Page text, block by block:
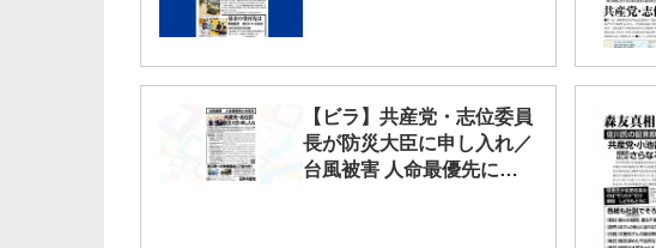
【ビラ】共産党・志位委員
長が防災大臣に申し入れ／
台風被害 人命最優先に対